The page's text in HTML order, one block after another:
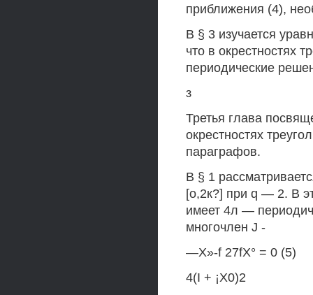
приближения (4),
В § 3 изучается
что в окрестностях
периодические
з
Третья глава
окрестностях
параграфов.
В § 1
[о,2к?] при q — 2. В
имеет 4л —
многочлен J -
—X»-f 27fX° = 0 (5)
4(I + ¡X0)2